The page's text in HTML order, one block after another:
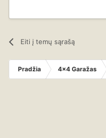
Eiti į temų sąrašą
Pradžia 4x4 Garažas